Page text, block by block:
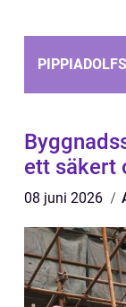
ett säkert
08 juni 2026